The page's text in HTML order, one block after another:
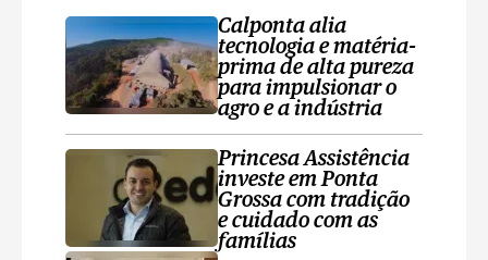
Calponta alia
tecnologia e matéria-
prima de alta pureza
para impulsionar o
agro e a indústria
Princesa Assistência
investe em Ponta
Grossa com tradição
e cuidado com as
famílias